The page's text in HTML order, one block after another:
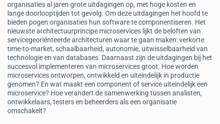
organisaties al jaren grote uitdagingen op, met hoge kosten en
lange doorlooptijden tot gevolg. Om deze uitdagingen het hoofd te
bieden pogen organisaties hun software te componentiseren. Het
nieuwste architectuurprincipe microservices lijkt de beloften van
servicegeoriënteerde architecturen waar te gaan maken: verkorte
time-to-market, schaalbaarheid, autonomie, uitwisselbaarheid van
technologie en van databases. Daarnaast zijn de uitdagingen bij het
succesvol implementeren van microservices groot. Hoe worden
microservices ontworpen, ontwikkeld en uiteindelijk in productie
genomen? En wat maakt een component of service uiteindelijk een
microservice? Hoe verandert de samenwerking tussen analisten,
ontwikkelaars, testers en beheerders als een organisatie
omschakelt?